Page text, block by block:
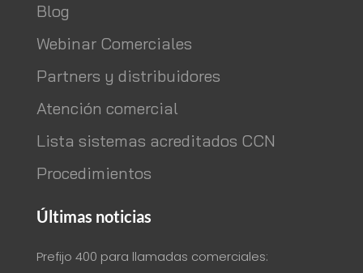
Blog
Webinar Comerciales
Partners y distribuidores
Atención comercial
Lista sistemas acreditados CCN
Procedimientos
Últimas noticias
Prefijo 400 para llamadas comerciales: